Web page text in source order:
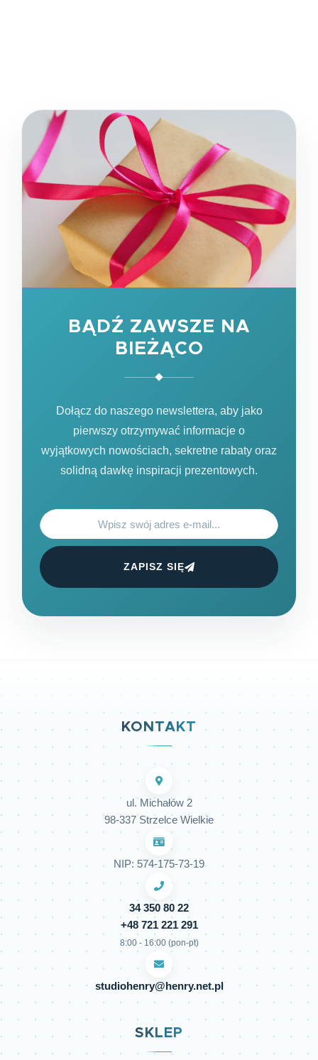
BĄDŹ ZAWSZE NA
BIEŻĄCO
Dołącz do naszego newslettera, aby jako
pierwszy otrzymywać informacje o
wyjątkowych nowościach, sekretne rabaty oraz
solidną dawkę inspiracji prezentowych.
ZAPISZ SIĘ
KONTAKT
ul. Michałów 2
98-337 Strzelce Wielkie
NIP: 574-175-73-19
34 350 80 22
+48 721 221 291
8:00 - 16:00 (pon-pt)
studiohenry@henry.net.pl
SKLEP